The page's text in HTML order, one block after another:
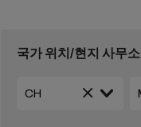
국가 위치/현지 사무소